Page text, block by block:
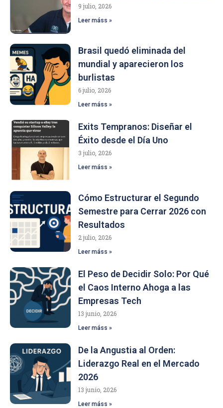
9 julio, 2026
Leer máss »
Brasil quedó eliminada del
mundial y aparecieron los
burlistas
6 julio, 2026
Leer máss »
Exits Tempranos: Diseñar el
Éxito desde el Día Uno
3 julio, 2026
Leer máss »
Cómo Estructurar el Segundo
Semestre para Cerrar 2026 con
Resultados
2 julio, 2026
Leer máss »
El Peso de Decidir Solo: Por Qué
el Caos Interno Ahoga a las
Empresas Tech
13 junio, 2026
Leer máss »
De la Angustia al Orden:
Liderazgo Real en el Mercado
2026
13 junio, 2026
Leer máss »